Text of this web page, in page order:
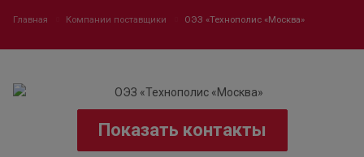
Главная Компании поставщики ОЭЗ «Технополис «Москва»
Показать контакты